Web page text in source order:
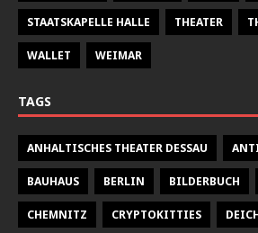
STAATSKAPELLE HALLE THEATER
WALLET WEIMAR
TAGS
ANHALTISCHES THEATER DESSAU
BAUHAUS BERLIN BILDERBUCH
CHEMNITZ CRYPTOKITTIES